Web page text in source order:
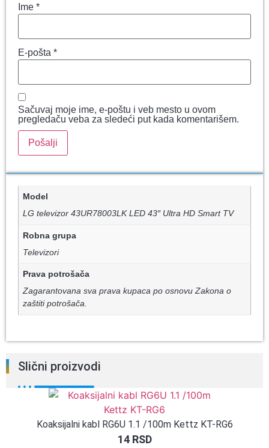
Ime *
E-pošta *
Sačuvaj moje ime, e-poštu i veb mesto u ovom
pregledaču veba za sledeći put kada komentarišem.
Model
LG televizor 43UR78003LK LED 43″ Ultra HD Smart TV
Robna grupa
Televizori
Prava potrošača
Zagarantovana sva prava kupaca po osnovu Zakona o
zaštiti potrošača.
Slični proizvodi
Koaksijalni kabl RG6U 1.1 /100m Kettz KT-RG6
14 RSD